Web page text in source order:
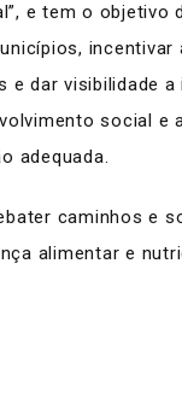
e tem o objetivo
incentivar
e dar visibilidade a
social e
adequada.
caminhos e
alimentar e